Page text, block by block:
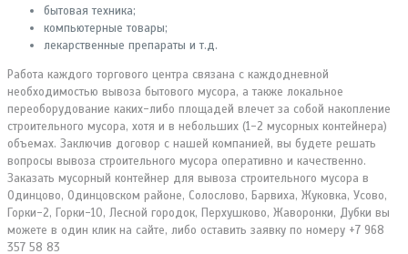
бытовая техника;
компьютерные товары;
лекарственные препараты и т.д.
Работа каждого торгового центра связана с каждодневной
необходимостью вывоза бытового мусора, а также локальное
переоборудование каких-либо площадей влечет за собой накопление
строительного мусора, хотя и в небольших (1-2 мусорных контейнера)
объемах. Заключив договор с нашей компанией, вы будете решать
вопросы вывоза строительного мусора оперативно и качественно.
Заказать мусорный контейнер для вывоза строительного мусора в
Одинцово, Одинцовском районе, Солослово, Барвиха, Жуковка, Усово,
Горки-2, Горки-10, Лесной городок, Перхушково, Жаворонки, Дубки вы
можете в один клик на сайте, либо оставить заявку по номеру +7 968
357 58 83